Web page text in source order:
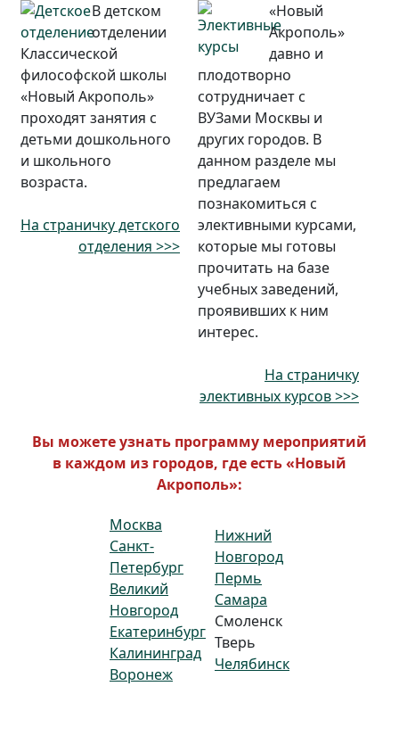
В детском
отделении
Классической
философской школы
«Новый Акрополь»
проходят занятия с
детьми дошкольного
и школьного
возраста.
На страничку детского
отделения >>>
«Новый
Акрополь»
давно и
плодотворно
сотрудничает с
ВУЗами Москвы и
других городов. В
данном разделе мы
предлагаем
познакомиться с
элективными курсами,
которые мы готовы
прочитать на базе
учебных заведений,
проявивших к ним
интерес.
На страничку
элективных курсов >>>
Вы можете узнать программу мероприятий
в каждом из городов, где есть «Новый
Акрополь»:
Москва
Санкт-
Петербург
Великий
Новгород
Екатеринбург
Калининград
Воронеж
Нижний
Новгород
Пермь
Самара
Смоленск
Тверь
Челябинск